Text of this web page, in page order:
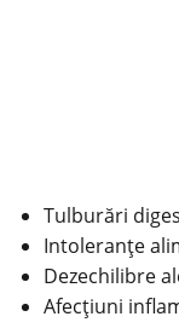
Tulburări
Intoleranţe
Dezechilibre
Afecţiuni